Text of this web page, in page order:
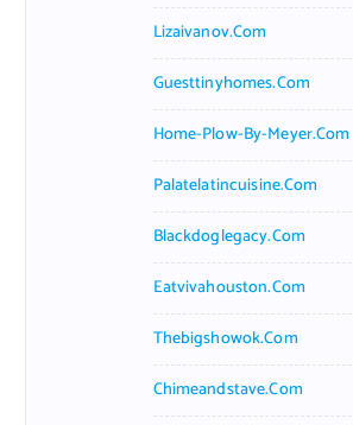
Lizaivanov.com
Guesttinyhomes.com
Home-Plow-By-Meyer.com
Palatelatincuisine.com
Blackdoglegacy.com
Eatvivahouston.com
Thebigshowok.com
Chimeandstave.com